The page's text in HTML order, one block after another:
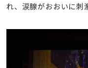
れ、涙腺がおおいに刺